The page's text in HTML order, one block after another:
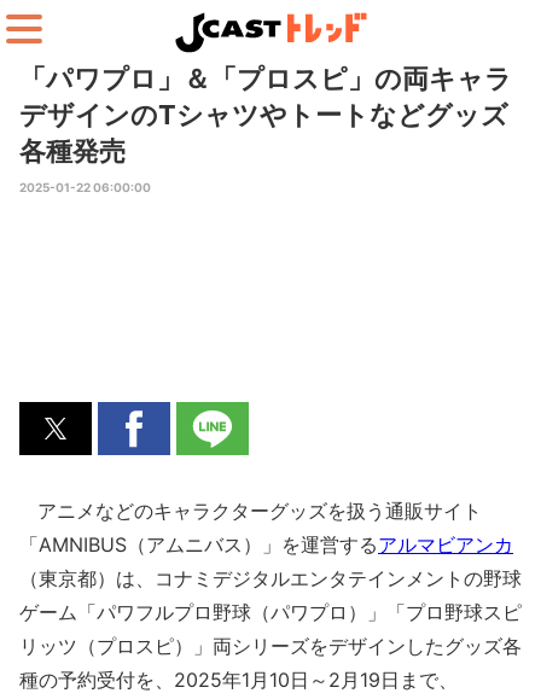
「パワプロ」＆「プロスピ」の両キャラ
デザインのTシャツやトートなどグッズ
各種発売
2025-01-22 06:00:00
アニメなどのキャラクターグッズを扱う通販サイト
「AMNIBUS（アムニバス）」を運営するアルマビアンカ
（東京都）は、コナミデジタルエンタテインメントの野球
ゲーム「パワフルプロ野球（パワプロ）」「プロ野球スピ
リッツ（プロスピ）」両シリーズをデザインしたグッズ各
種の予約受付を、2025年1月10日～2月19日まで、